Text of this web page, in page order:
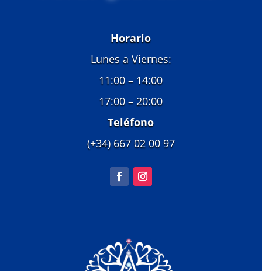
Horario
Lunes a Viernes:
11:00 – 14:00
17:00 – 20:00
Teléfono
(+34) 667 02 00 97